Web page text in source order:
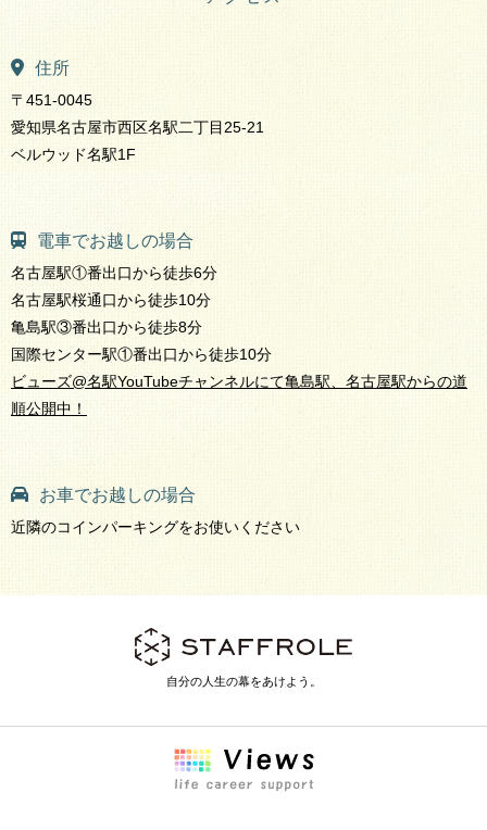
住所
〒451-0045
愛知県名古屋市西区名駅二丁目25-21
ベルウッド名駅1F
電車でお越しの場合
名古屋駅①番出口から徒歩6分
名古屋駅桜通口から徒歩10分
亀島駅③番出口から徒歩8分
国際センター駅①番出口から徒歩10分
ビューズ@名駅YouTubeチャンネルにて亀島駅、名古屋駅からの道
順公開中！
お車でお越しの場合
近隣のコインパーキングをお使いください
自分の人生の幕をあけよう。